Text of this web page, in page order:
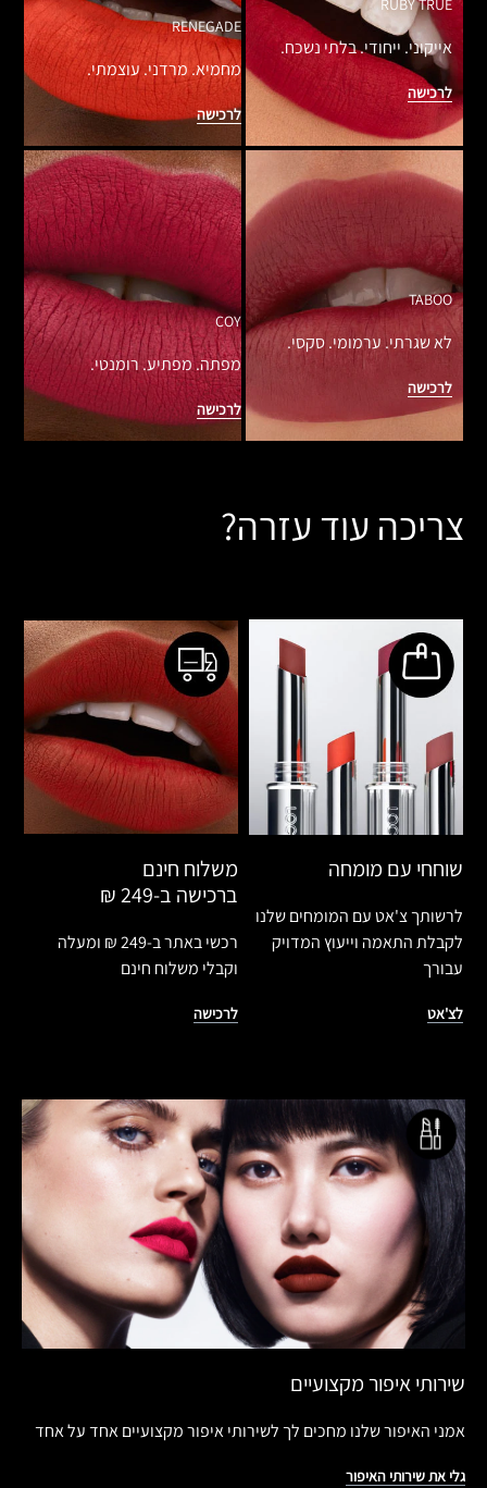
RUBY TRUE
אייקוני. ייחודי. בלתי נשכח.
לרכישה
RENEGADE
מחמיא. מרדני. עוצמתי.
לרכישה
TABOO
לא שגרתי. ערמומי. סקסי.
לרכישה
COY
מפתה. מפתיע. רומנטי.
לרכישה
צריכה עוד עזרה?
משלוח חינם
ברכישה ב-249 ₪
רכשי באתר ב-249 ₪ ומעלה
וקבלי משלוח חינם
לרכישה
שוחחי עם מומחה
לרשותך צ'אט עם המומחים שלנו
לקבלת התאמה וייעוץ המדויק
עבורך
לצ'אט
שירותי איפור מקצועיים
אמני האיפור שלנו מחכים לך לשירותי איפור מקצועיים אחד על אחד
גלי את שירותי האיפור